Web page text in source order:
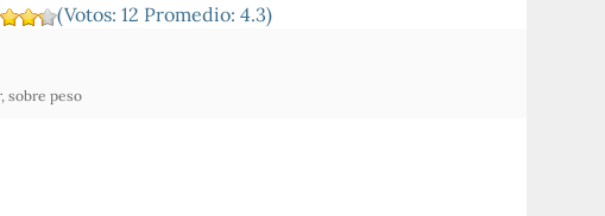
(Votos: 12 Promedio: 4.3)
, sobre peso